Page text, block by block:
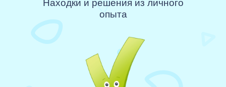
Находки и решения из личного
опыта